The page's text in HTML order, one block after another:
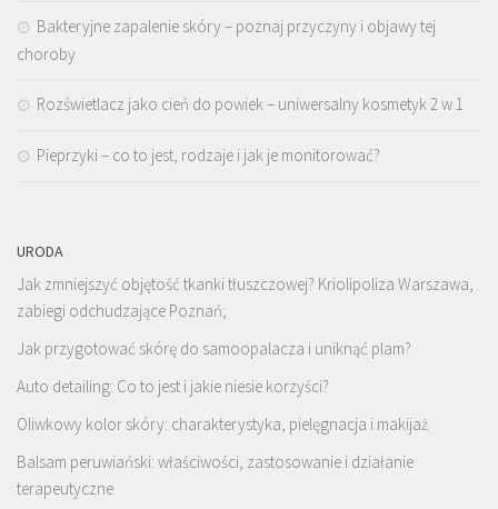
Bakteryjne zapalenie skóry – poznaj przyczyny i objawy tej
choroby
Rozświetlacz jako cień do powiek – uniwersalny kosmetyk 2 w 1
Pieprzyki – co to jest, rodzaje i jak je monitorować?
URODA
Jak zmniejszyć objętość tkanki tłuszczowej? Kriolipoliza Warszawa,
zabiegi odchudzające Poznań;
Jak przygotować skórę do samoopalacza i uniknąć plam?
Auto detailing: Co to jest i jakie niesie korzyści?
Oliwkowy kolor skóry: charakterystyka, pielęgnacja i makijaż
Balsam peruwiański: właściwości, zastosowanie i działanie
terapeutyczne